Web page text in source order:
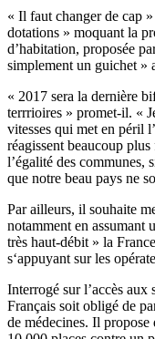
« Il faut changer de cap
dotations » moquant la
d’habitation, proposée
simplement un guichet »
« 2017 sera la dernière
terrrioires » promet-il. «
vitesses qui met en péril
réagissent beaucoup
l’égalité des communes,
que notre beau pays ne
Par ailleurs, il souhaite
notamment en assumant
très haut-débit » la
s‘appuyant sur les
Interrogé sur l’accès aux
Français soit obligé de
de médecines. Il propose